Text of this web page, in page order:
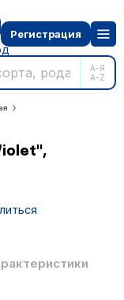
А-Я
A-Z
Регистрация